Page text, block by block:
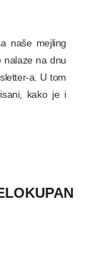
naše mejling
nalaze na dnu
a. U tom
kako je i